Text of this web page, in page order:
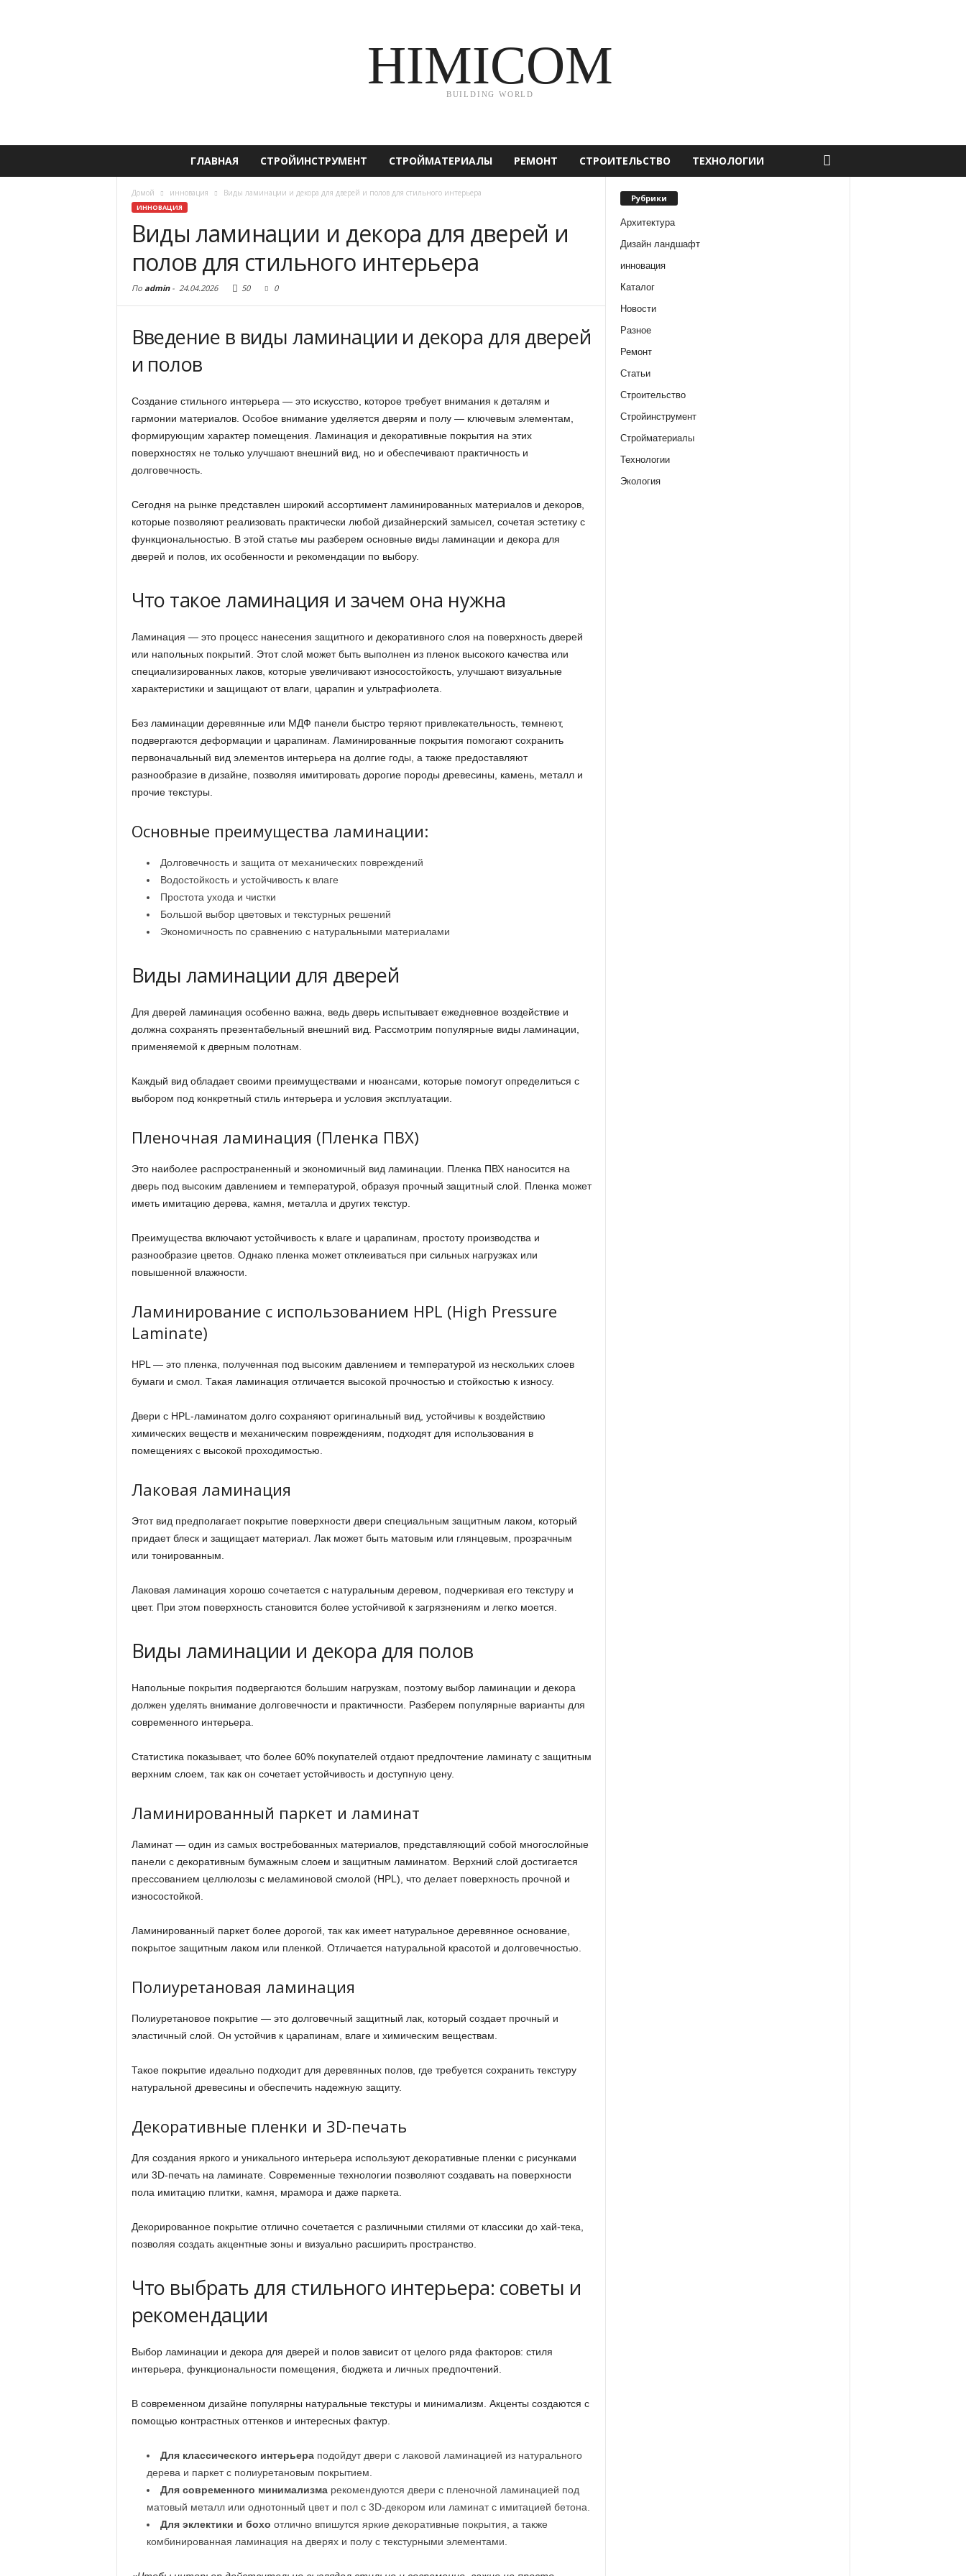
HIMICOM
BUILDING WORLD
ГЛАВНАЯ СТРОЙИНСТРУМЕНТ СТРОЙМАТЕРИАЛЫ РЕМОНТ СТРОИТЕЛЬСТВО ТЕХНОЛОГИИ
Домой инновация Виды ламинации и декора для дверей и полов для стильного интерьера
ИННОВАЦИЯ
Виды ламинации и декора для дверей и
полов для стильного интерьера
По admin- 24.04.2026 50 0
Введение в виды ламинации и декора для дверей
и полов
Создание стильного интерьера — это искусство, которое требует внимания к деталям и
гармонии материалов. Особое внимание уделяется дверям и полу — ключевым элементам,
формирующим характер помещения. Ламинация и декоративные покрытия на этих
поверхностях не только улучшают внешний вид, но и обеспечивают практичность и
долговечность.
Сегодня на рынке представлен широкий ассортимент ламинированных материалов и декоров,
которые позволяют реализовать практически любой дизайнерский замысел, сочетая эстетику с
функциональностью. В этой статье мы разберем основные виды ламинации и декора для
дверей и полов, их особенности и рекомендации по выбору.
Что такое ламинация и зачем она нужна
Ламинация — это процесс нанесения защитного и декоративного слоя на поверхность дверей
или напольных покрытий. Этот слой может быть выполнен из пленок высокого качества или
специализированных лаков, которые увеличивают износостойкость, улучшают визуальные
характеристики и защищают от влаги, царапин и ультрафиолета.
Без ламинации деревянные или МДФ панели быстро теряют привлекательность, темнеют,
подвергаются деформации и царапинам. Ламинированные покрытия помогают сохранить
первоначальный вид элементов интерьера на долгие годы, а также предоставляют
разнообразие в дизайне, позволяя имитировать дорогие породы древесины, камень, металл и
прочие текстуры.
Основные преимущества ламинации:
Долговечность и защита от механических повреждений
Водостойкость и устойчивость к влаге
Простота ухода и чистки
Большой выбор цветовых и текстурных решений
Экономичность по сравнению с натуральными материалами
Виды ламинации для дверей
Для дверей ламинация особенно важна, ведь дверь испытывает ежедневное воздействие и
должна сохранять презентабельный внешний вид. Рассмотрим популярные виды ламинации,
применяемой к дверным полотнам.
Каждый вид обладает своими преимуществами и нюансами, которые помогут определиться с
выбором под конкретный стиль интерьера и условия эксплуатации.
Пленочная ламинация (Пленка ПВХ)
Это наиболее распространенный и экономичный вид ламинации. Пленка ПВХ наносится на
дверь под высоким давлением и температурой, образуя прочный защитный слой. Пленка может
иметь имитацию дерева, камня, металла и других текстур.
Преимущества включают устойчивость к влаге и царапинам, простоту производства и
разнообразие цветов. Однако пленка может отклеиваться при сильных нагрузках или
повышенной влажности.
Ламинирование с использованием HPL (High Pressure
Laminate)
HPL — это пленка, полученная под высоким давлением и температурой из нескольких слоев
бумаги и смол. Такая ламинация отличается высокой прочностью и стойкостью к износу.
Двери с HPL-ламинатом долго сохраняют оригинальный вид, устойчивы к воздействию
химических веществ и механическим повреждениям, подходят для использования в
помещениях с высокой проходимостью.
Лаковая ламинация
Этот вид предполагает покрытие поверхности двери специальным защитным лаком, который
придает блеск и защищает материал. Лак может быть матовым или глянцевым, прозрачным
или тонированным.
Лаковая ламинация хорошо сочетается с натуральным деревом, подчеркивая его текстуру и
цвет. При этом поверхность становится более устойчивой к загрязнениям и легко моется.
Виды ламинации и декора для полов
Напольные покрытия подвергаются большим нагрузкам, поэтому выбор ламинации и декора
должен уделять внимание долговечности и практичности. Разберем популярные варианты для
современного интерьера.
Статистика показывает, что более 60% покупателей отдают предпочтение ламинату с защитным
верхним слоем, так как он сочетает устойчивость и доступную цену.
Ламинированный паркет и ламинат
Ламинат — один из самых востребованных материалов, представляющий собой многослойные
панели с декоративным бумажным слоем и защитным ламинатом. Верхний слой достигается
прессованием целлюлозы с меламиновой смолой (HPL), что делает поверхность прочной и
износостойкой.
Ламинированный паркет более дорогой, так как имеет натуральное деревянное основание,
покрытое защитным лаком или пленкой. Отличается натуральной красотой и долговечностью.
Полиуретановая ламинация
Полиуретановое покрытие — это долговечный защитный лак, который создает прочный и
эластичный слой. Он устойчив к царапинам, влаге и химическим веществам.
Такое покрытие идеально подходит для деревянных полов, где требуется сохранить текстуру
натуральной древесины и обеспечить надежную защиту.
Декоративные пленки и 3D-печать
Для создания яркого и уникального интерьера используют декоративные пленки с рисунками
или 3D-печать на ламинате. Современные технологии позволяют создавать на поверхности
пола имитацию плитки, камня, мрамора и даже паркета.
Декорированное покрытие отлично сочетается с различными стилями от классики до хай-тека,
позволяя создать акцентные зоны и визуально расширить пространство.
Что выбрать для стильного интерьера: советы и
рекомендации
Выбор ламинации и декора для дверей и полов зависит от целого ряда факторов: стиля
интерьера, функциональности помещения, бюджета и личных предпочтений.
В современном дизайне популярны натуральные текстуры и минимализм. Акценты создаются с
помощью контрастных оттенков и интересных фактур.
Для классического интерьераподойдут двери с лаковой ламинацией из натурального
дерева и паркет с полиуретановым покрытием.
Для современного минимализмарекомендуются двери с пленочной ламинацией под
матовый металл или однотонный цвет и пол с 3D-декором или ламинат с имитацией бетона.
Для эклектики и бохо отлично впишутся яркие декоративные покрытия, а также
комбинированная ламинация на дверях и полу с текстурными элементами.
Рубрики
Архитектура
Дизайн ландшафт
инновация
Каталог
Новости
Разное
Ремонт
Статьи
Строительство
Стройинструмент
Стройматериалы
Технологии
Экология